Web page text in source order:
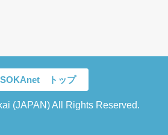
SOKAnet トップ
(JAPAN) All Rights Reserved.